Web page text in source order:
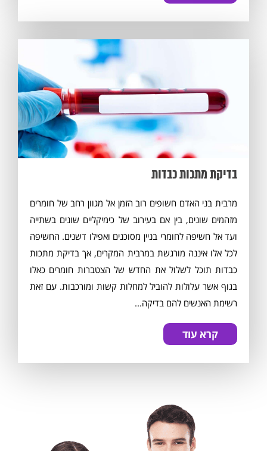
בדיקת מתכות כבדות
מרבית בני האדם חשופים רוב הזמן אל מגוון רחב של חומרים
מזהמים שונים, בין אם בעירוב של כימיקליים שונים בשתייה
ועד אל חשיפה לחומרי בניין מסוכנים ואפילו דשנים. החשיפה
לכל אלו איננה מורגשת במרבית המקרים, אך בדיקת מתכות
כבדות תוכל לשלול את החדש של הצטברות חומרים כאלו
בגוף אשר עלולות להוביל למחלות קשות ומורכבות. עם זאת
רשימת האנשים להם בדיקה...
קרא עוד